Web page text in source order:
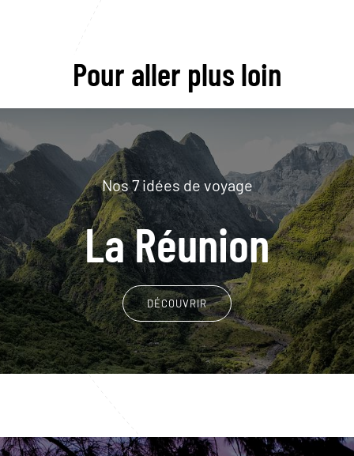
Pour aller plus loin
Nos 7 idées de voyage
La Réunion
DÉCOUVRIR